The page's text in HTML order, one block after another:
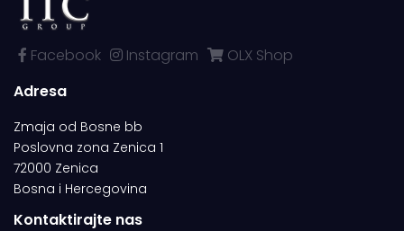
Facebook Instagram
OLX Shop
Adresa
Zmaja od Bosne bb
Poslovna zona Zenica 1
72000 Zenica
Bosna i Hercegovina
Kontaktirajte nas